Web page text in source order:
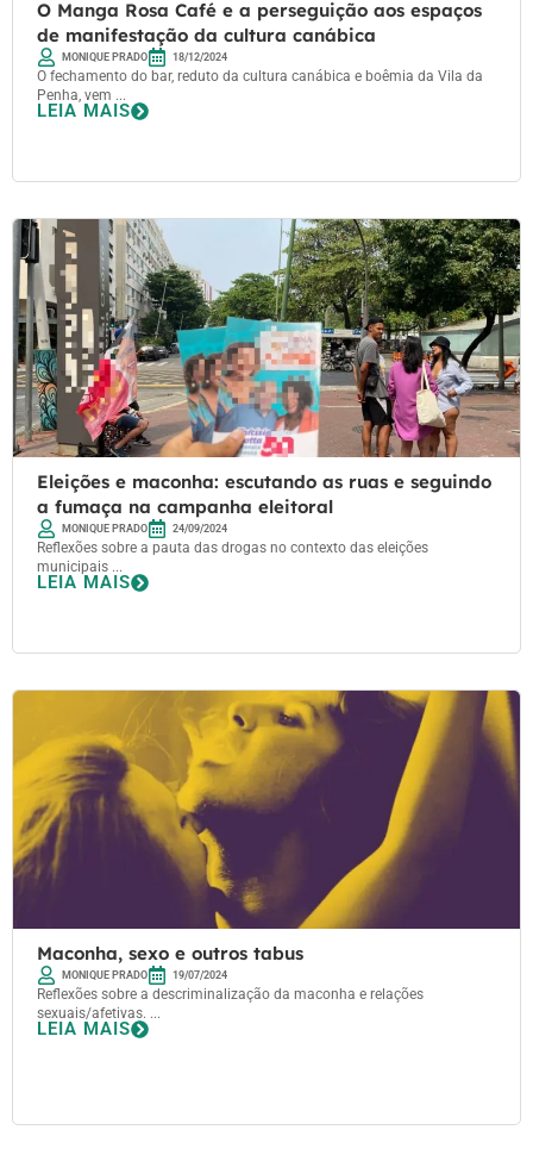
O Manga Rosa Café e a perseguição aos espaços
de manifestação da cultura canábica
MONIQUE PRADO 18/12/2024
O fechamento do bar, reduto da cultura canábica e boêmia da Vila da
Penha, vem ...
LEIA MAIS
Eleições e maconha: escutando as ruas e seguindo
a fumaça na campanha eleitoral
MONIQUE PRADO 24/09/2024
Reflexões sobre a pauta das drogas no contexto das eleições
municipais ...
LEIA MAIS
Maconha, sexo e outros tabus
MONIQUE PRADO 19/07/2024
Reflexões sobre a descriminalização da maconha e relações
sexuais/afetivas. ...
LEIA MAIS